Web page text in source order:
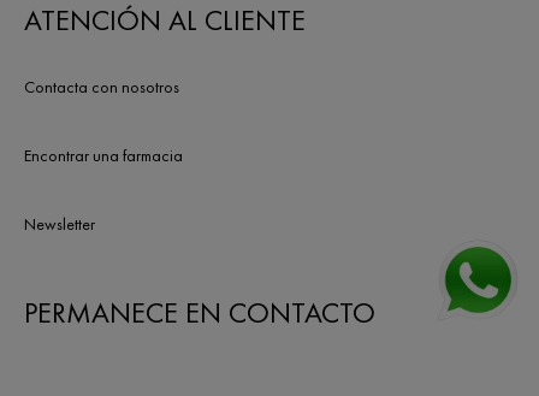
ATENCIÓN AL CLIENTE
Contacta con nosotros
Encontrar una farmacia
Newsletter
PERMANECE EN CONTACTO